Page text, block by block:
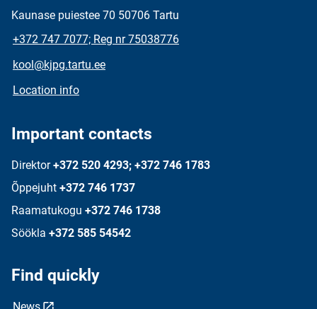
Kaunase puiestee 70 50706 Tartu
+372 747 7077; Reg nr 75038776
kool@kjpg.tartu.ee
Location info
Important contacts
Direktor +372 520 4293; +372 746 1783
Õppejuht +372 746 1737
Raamatukogu +372 746 1738
Söökla +372 585 54542
Find quickly